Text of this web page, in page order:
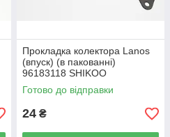
Прокладка колектора Lanos
(впуск) (в пакованні)
96183118 SHIKOO
Готово до відправки
24 ₴